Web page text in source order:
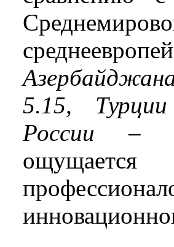
Средне
средне
5.15,
России –
ощущается